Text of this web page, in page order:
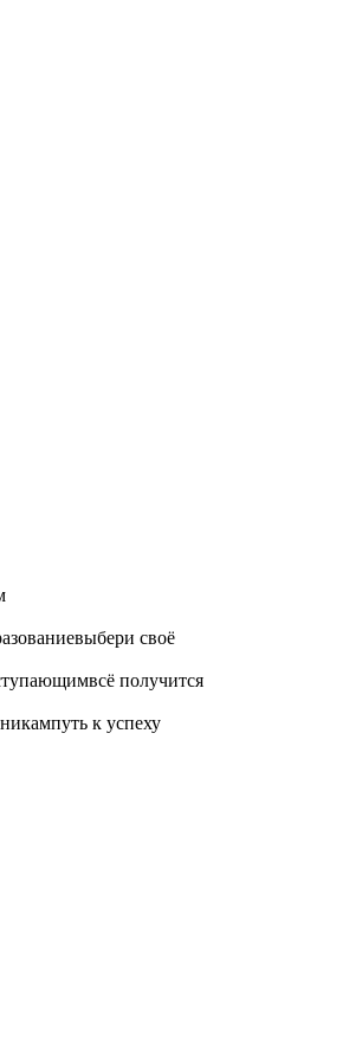
выбери своё
всё получится
путь к успеху